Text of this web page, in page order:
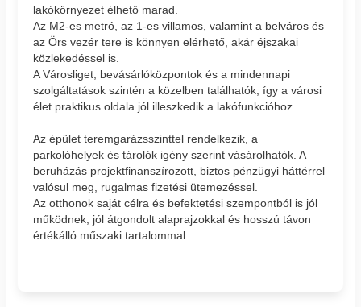
lakókörnyezet élhető marad.
Az M2-es metró, az 1-es villamos, valamint a belváros és
az Örs vezér tere is könnyen elérhető, akár éjszakai
közlekedéssel is.
A Városliget, bevásárlóközpontok és a mindennapi
szolgáltatások szintén a közelben találhatók, így a városi
élet praktikus oldala jól illeszkedik a lakófunkcióhoz.
Az épület teremgarázsszinttel rendelkezik, a
parkolóhelyek és tárolók igény szerint vásárolhatók. A
beruházás projektfinanszírozott, biztos pénzügyi háttérrel
valósul meg, rugalmas fizetési ütemezéssel.
Az otthonok saját célra és befektetési szempontból is jól
működnek, jól átgondolt alaprajzokkal és hosszú távon
értékálló műszaki tartalommal.